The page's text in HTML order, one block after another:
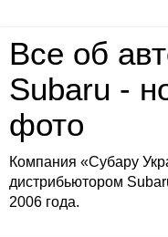
Все об
Subaru -
фото
Компания «Субару
дистрибьютором
2006 года.